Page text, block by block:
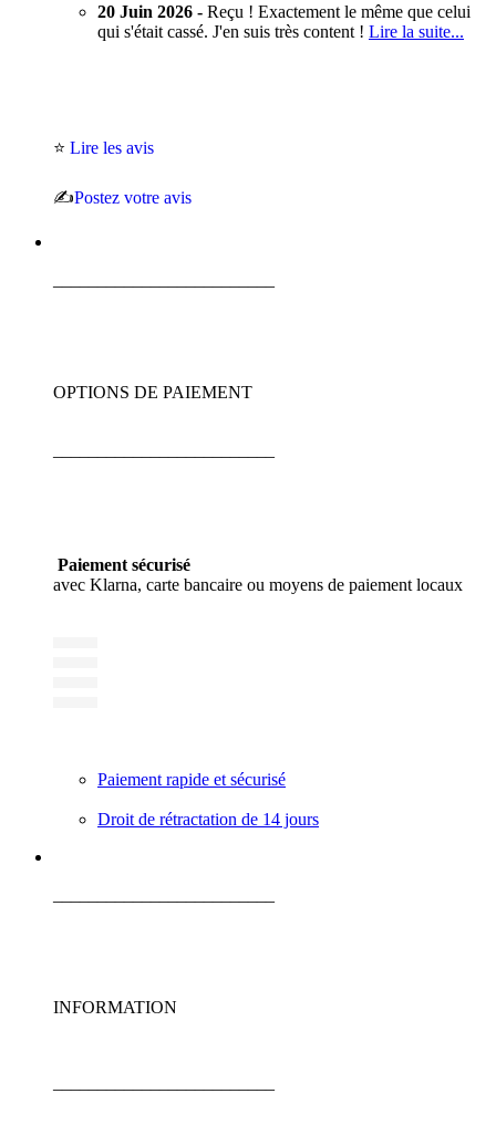
20 Juin 2026 - Reçu ! Exactement le même que celui
qui s'était cassé. J'en suis très content ! Lire la suite...
⭐ Lire les avis
✍️Postez votre avis
OPTIONS DE PAIEMENT
Paiement sécurisé
avec Klarna, carte bancaire ou moyens de paiement locaux
Paiement rapide et sécurisé
Droit de rétractation de 14 jours
INFORMATION